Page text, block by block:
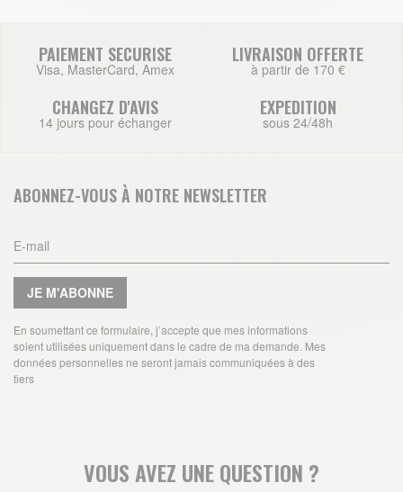
PAIEMENT SECURISE
Visa, MasterCard, Amex
LIVRAISON OFFERTE
à partir de 170 €
CHANGEZ D'AVIS
14 jours pour échanger
EXPEDITION
sous 24/48h
ABONNEZ-VOUS À NOTRE NEWSLETTER
JE M'ABONNE
En soumettant ce formulaire, j’accepte que mes informations
soient utilisées uniquement dans le cadre de ma demande. Mes
données personnelles ne seront jamais communiquées à des
tiers
VOUS AVEZ UNE QUESTION ?